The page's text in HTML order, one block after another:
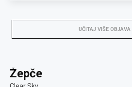
UČITAJ VIŠE OBJAVA
Žepče